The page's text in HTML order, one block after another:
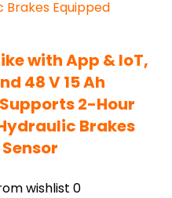
with App & IoT,
48 V 15 Ah
2-Hour
Brakes
wishlist 0